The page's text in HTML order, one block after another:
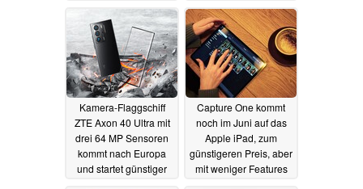
08.06.2022
Kamera-Flaggschiff
ZTE Axon 40 Ultra mit
drei 64 MP Sensoren
kommt nach Europa
und startet günstiger
Capture One kommt
noch im Juni auf das
Apple iPad, zum
günstigeren Preis, aber
mit weniger Features